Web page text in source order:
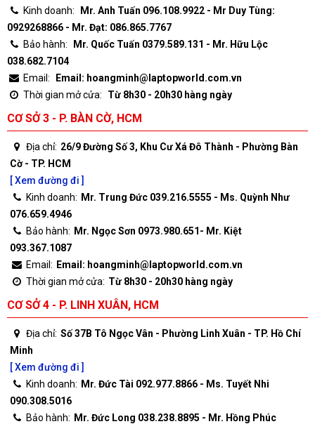
Kinh doanh:
Mr. Anh Tuấn 096.108.9922 - Mr Duy Tùng:
0929268866 - Mr. Đạt: 086.865.7767
Bảo hành:
Mr. Quốc Tuấn 0379.589.131 - Mr. Hữu Lộc
038.682.7104
Email:
Email: hoangminh@laptopworld.com.vn
Thời gian mở cửa:
Từ 8h30 - 20h30 hàng ngày
CƠ SỞ 3 - P. BÀN CỜ, HCM
Địa chỉ: 26/9 Đường Số 3, Khu Cư Xá Đô Thành - Phường Bàn
Cờ - TP. HCM
[ Xem đường đi ]
Kinh doanh: Mr. Trung Đức 039.216.5555 - Ms. Quỳnh Như
076.659.4946
Bảo hành: Mr. Ngọc Sơn 0973.980.651- Mr. Kiệt
093.367.1087
Email: Email: hoangminh@laptopworld.com.vn
Thời gian mở cửa: Từ 8h30 - 20h30 hàng ngày
CƠ SỞ 4 - P. LINH XUÂN, HCM
Địa chỉ: Số 37B Tô Ngọc Vân - Phường Linh Xuân - TP. Hồ Chí
Minh
[ Xem đường đi ]
Kinh doanh: Mr. Đức Tài 092.977.8866 - Ms. Tuyết Nhi
090.308.5016
Bảo hành: Mr. Đức Long 038.238.8895 - Mr. Hồng Phúc